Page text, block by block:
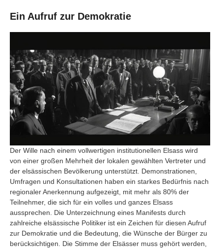
Ein Aufruf zur Demokratie
Der Wille nach einem vollwertigen institutionellen Elsass wird
von einer großen Mehrheit der lokalen gewählten Vertreter und
der elsässischen Bevölkerung unterstützt. Demonstrationen,
Umfragen und Konsultationen haben ein starkes Bedürfnis nach
regionaler Anerkennung aufgezeigt, mit mehr als 80% der
Teilnehmer, die sich für ein volles und ganzes Elsass
aussprechen. Die Unterzeichnung eines Manifests durch
zahlreiche elsässische Politiker ist ein Zeichen für diesen Aufruf
zur Demokratie und die Bedeutung, die Wünsche der Bürger zu
berücksichtigen. Die Stimme der Elsässer muss gehört werden,